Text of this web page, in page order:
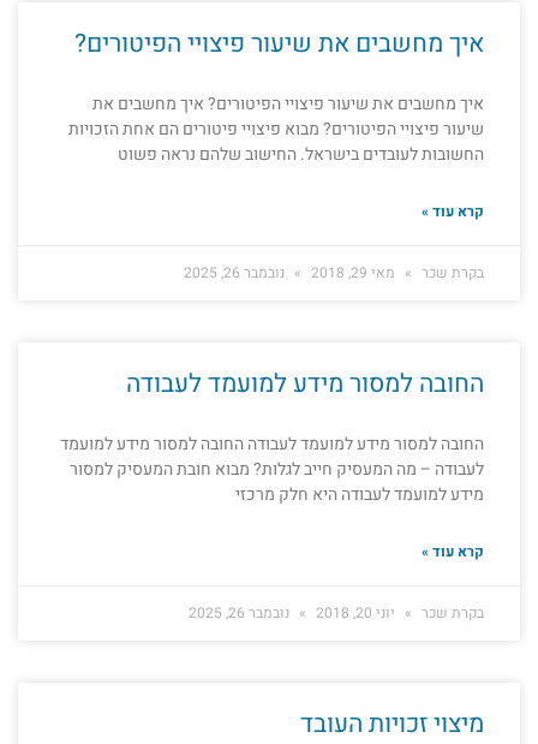
איך מחשבים את שיעור פיצויי הפיטורים?
איך מחשבים את שיעור פיצויי הפיטורים? איך מחשבים את
שיעור פיצויי הפיטורים? מבוא פיצויי פיטורים הם אחת הזכויות
החשובות לעובדים בישראל. החישוב שלהם נראה פשוט
קרא עוד »
בקרת שכר מאי 29, 2018 נובמבר 26, 2025
החובה למסור מידע למועמד לעבודה
החובה למסור מידע למועמד לעבודה החובה למסור מידע למועמד
לעבודה – מה המעסיק חייב לגלות? מבוא חובת המעסיק למסור
מידע למועמד לעבודה היא חלק מרכזי
קרא עוד »
בקרת שכר יוני 20, 2018 נובמבר 26, 2025
מיצוי זכויות העובד